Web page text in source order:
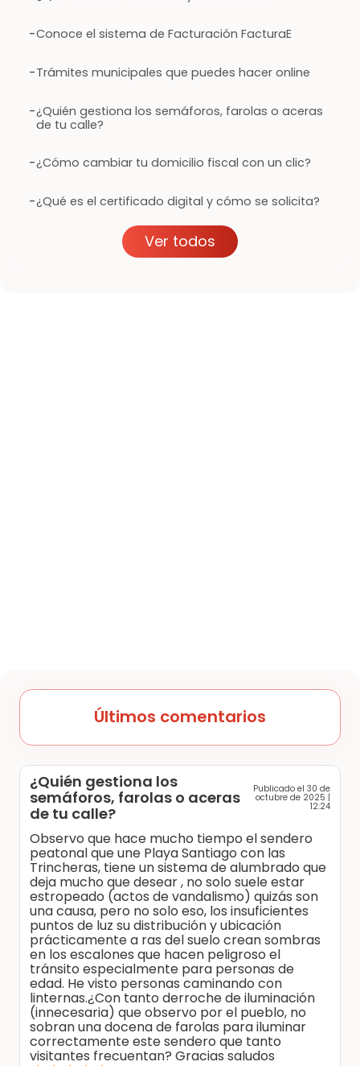
-Conoce el sistema de Facturación FacturaE
-Trámites municipales que puedes hacer online
-¿Quién gestiona los semáforos, farolas o aceras
de tu calle?
-¿Cómo cambiar tu domicilio fiscal con un clic?
-¿Qué es el certificado digital y cómo se solicita?
Ver todos
Últimos comentarios
¿Quién gestiona los
semáforos, farolas o aceras
de tu calle?
Publicado el 30 de
octubre de 2025 |
12:24
Observo que hace mucho tiempo el sendero
peatonal que une Playa Santiago con las
Trincheras, tiene un sistema de alumbrado que
deja mucho que desear , no solo suele estar
estropeado (actos de vandalismo) quizás son
una causa, pero no solo eso, los insuficientes
puntos de luz su distribución y ubicación
prácticamente a ras del suelo crean sombras
en los escalones que hacen peligroso el
tránsito especialmente para personas de
edad. He visto personas caminando con
linternas.¿Con tanto derroche de iluminación
(innecesaria) que observo por el pueblo, no
sobran una docena de farolas para iluminar
correctamente este sendero que tanto
visitantes frecuentan? Gracias saludos